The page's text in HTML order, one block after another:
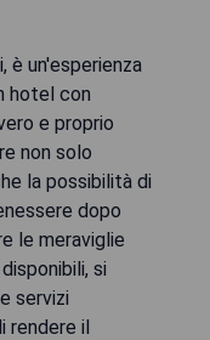
è un'esperienza
hotel con
e proprio
non solo
la possibilità di
dopo
le meraviglie
si
servizi
rendere il